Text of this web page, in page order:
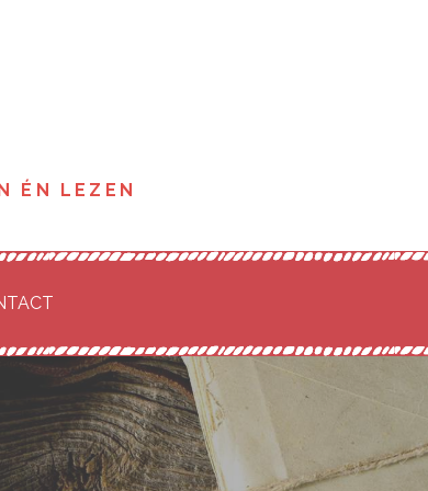
ÉN LEZEN